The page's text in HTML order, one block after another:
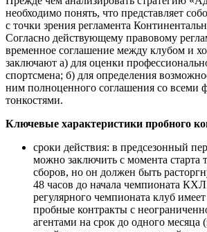
необходимо понять, что представляет
с точки зрения регламента
Согласно действующему правовому
временное соглашение между клубом и
заключают а) для оценки
спортсмена; б) для определения
ним полноценного соглашения со всеми
тонкостями.
Ключевые характеристики пробного
сроки действия: в предсезонный
можно заключить с момента старта
сборов, но он должен быть
48 часов до начала чемпионата
регулярного чемпионата клуб
пробные контракты с
агентами на срок до одного месяца